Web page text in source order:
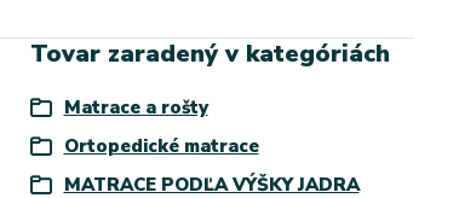
Tovar zaradený v kategóriách
Matrace a rošty
Ortopedické matrace
MATRACE PODĽA VÝŠKY JADRA